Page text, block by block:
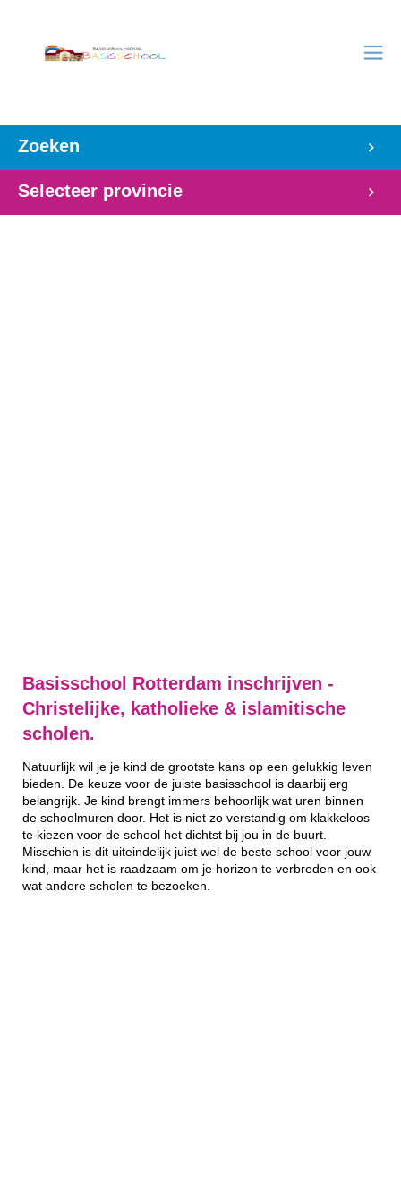
Zoeken
Selecteer provincie
Basisschool Rotterdam inschrijven -
Christelijke, katholieke & islamitische
scholen.
Natuurlijk wil je je kind de grootste kans op een gelukkig leven
bieden. De keuze voor de juiste basisschool is daarbij erg
belangrijk. Je kind brengt immers behoorlijk wat uren binnen
de schoolmuren door. Het is niet zo verstandig om klakkeloos
te kiezen voor de school het dichtst bij jou in de buurt.
Misschien is dit uiteindelijk juist wel de beste school voor jouw
kind, maar het is raadzaam om je horizon te verbreden en ook
wat andere scholen te bezoeken.